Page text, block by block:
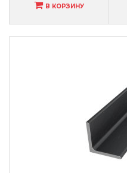
В КОРЗИНУ